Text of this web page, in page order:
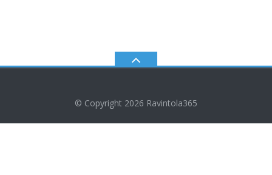
© Copyright 2026 Ravintola365